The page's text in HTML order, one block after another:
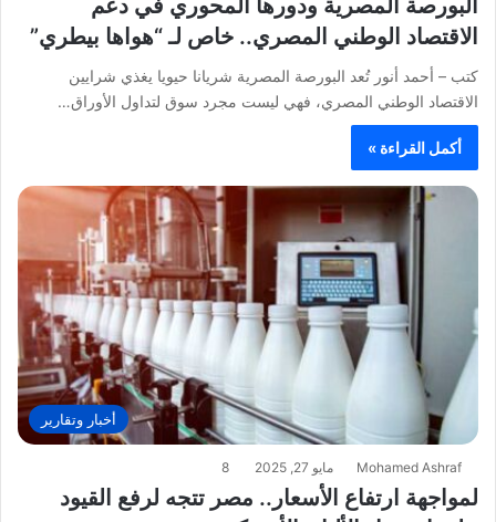
الاقتصاد الوطني المصري.. خاص لـ “هواها بيطري”
كتب – أحمد أنور تُعد البورصة المصرية شريانا حيويا يغذي شرايين
الاقتصاد الوطني المصري، فهي ليست مجرد سوق لتداول الأوراق…
أكمل القراءة »
أخبار وتقارير
Mohamed Ashraf مايو 27, 2025 8
لمواجهة ارتفاع الأسعار.. مصر تتجه لرفع القيود